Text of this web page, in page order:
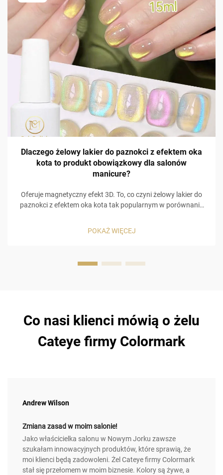
Dlaczego żelowy lakier do paznokci z efektem oka
kota to produkt obowiązkowy dla salonów
manicure?
Oferuje magnetyczny efekt 3D. To, co czyni żelowy lakier do
paznokci z efektem oka kota tak popularnym w porównaniu
holograficzny efekt 3D! Żelowy lakier do paznokci z efektem
oka kota zawiera specjalny, wbudowany w jego skład
POKAŻ WIĘCEJ
Co nasi klienci mówią o żelu
Cateye firmy Colormark
Andrew Wilson
Zmiana zasad w moim salonie!
Jako właścicielka salonu w Nowym Jorku zawsze
szukałam innowacyjnych produktów, które sprawią, że
moi klienci będą zadowoleni. Żel Cateye firmy Colormark
stał się przełomem w moim biznesie. Kolory są żywe, a